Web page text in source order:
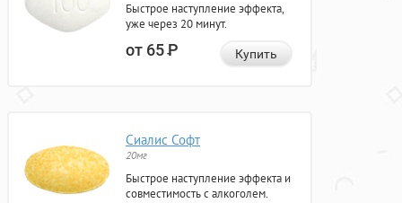
Быстрое наступление эффекта,
уже через 20 минут.
от 65Р Купить
Сиалис Софт
20мг
Быстрое наступление эффекта и
совместимость с алкоголем.